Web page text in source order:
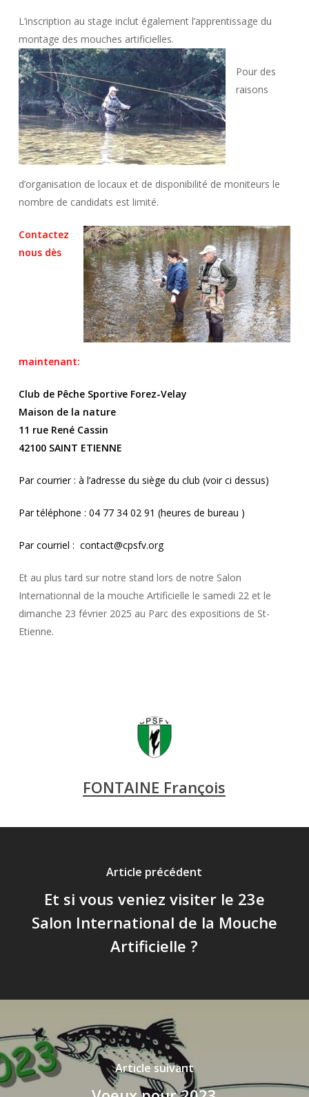
L’inscription au stage inclut également l’apprentissage du
montage des mouches artificielles.
Pour des
raisons
d’organisation de locaux et de disponibilité de moniteurs le
nombre de candidats est limité.
Contactez
nous dès
maintenant:
Club de Pêche Sportive Forez-Velay
Maison de la nature
11 rue René Cassin
42100 SAINT ETIENNE
Par courrier : à l’adresse du siège du club (voir ci dessus)
Par téléphone : 04 77 34 02 91 (heures de bureau )
Par courriel : contact@cpsfv.org
Et au plus tard sur notre stand lors de notre Salon
Internationnal de la mouche Artificielle le samedi 22 et le
dimanche 23 février 2025 au Parc des expositions de St-
Etienne.
FONTAINE François
Article précédent
Et si vous veniez visiter le 23e
Salon International de la Mouche
Artificielle ?
Article suivant